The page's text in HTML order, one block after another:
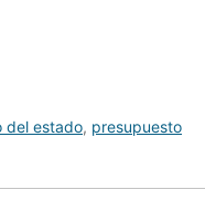
del estado, presupuesto